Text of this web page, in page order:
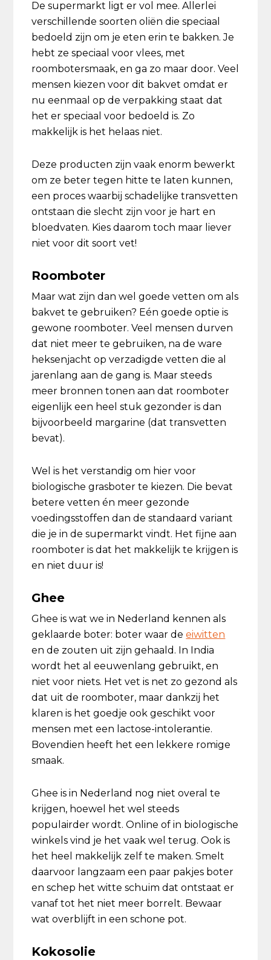
De supermarkt ligt er vol mee. Allerlei
verschillende soorten oliën die speciaal
bedoeld zijn om je eten erin te bakken. Je
hebt ze speciaal voor vlees, met
roombotersmaak, en ga zo maar door. Veel
mensen kiezen voor dit bakvet omdat er
nu eenmaal op de verpakking staat dat
het er speciaal voor bedoeld is. Zo
makkelijk is het helaas niet.
Deze producten zijn vaak enorm bewerkt
om ze beter tegen hitte te laten kunnen,
een proces waarbij schadelijke transvetten
ontstaan die slecht zijn voor je hart en
bloedvaten. Kies daarom toch maar liever
niet voor dit soort vet!
Roomboter
Maar wat zijn dan wel goede vetten om als
bakvet te gebruiken? Eén goede optie is
gewone roomboter. Veel mensen durven
dat niet meer te gebruiken, na de ware
heksenjacht op verzadigde vetten die al
jarenlang aan de gang is. Maar steeds
meer bronnen tonen aan dat roomboter
eigenlijk een heel stuk gezonder is dan
bijvoorbeeld margarine (dat transvetten
bevat).
Wel is het verstandig om hier voor
biologische grasboter te kiezen. Die bevat
betere vetten én meer gezonde
voedingsstoffen dan de standaard variant
die je in de supermarkt vindt. Het fijne aan
roomboter is dat het makkelijk te krijgen is
en niet duur is!
Ghee
Ghee is wat we in Nederland kennen als
geklaarde boter: boter waar deeiwitten
en de zouten uit zijn gehaald. In India
wordt het al eeuwenlang gebruikt, en
niet voor niets. Het vet is net zo gezond als
dat uit de roomboter, maar dankzij het
klaren is het goedje ook geschikt voor
mensen met een lactose-intolerantie.
Bovendien heeft het een lekkere romige
smaak.
Ghee is in Nederland nog niet overal te
krijgen, hoewel het wel steeds
populairder wordt. Online of in biologische
winkels vind je het vaak wel terug. Ook is
het heel makkelijk zelf te maken. Smelt
daarvoor langzaam een paar pakjes boter
en schep het witte schuim dat ontstaat er
vanaf tot het niet meer borrelt. Bewaar
wat overblijft in een schone pot.
Kokosolie